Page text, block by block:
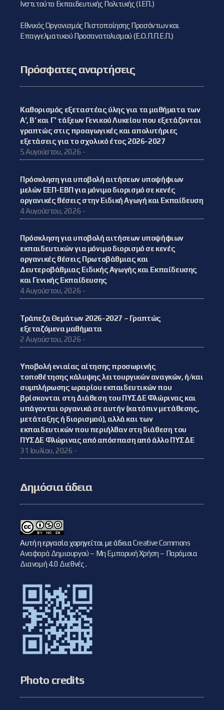
Ινστιτούτο Εκπαιδευτικής Πολιτικής (Ι.ΕΠ.)
Εθνικός Οργανισμός Πιστοποίησης Προσόντων και
Επαγγελματικού Προσανατολισμού (Ε.Ο.Π.Π.Ε.Π.)
Πρόσφατες αναρτήσεις
Καθορισμός εξεταστέας ύλης για τα μαθήματα των
Α’, Β’ και Γ’ τάξεων Γενικού Λυκείου που εξετάζονται
γραπτώς στις προαγωγικές και απολυτήριες
εξετάσεις για το σχολικό έτος 2026-2027
5 Αυγούστου, 2026 -
Πρόσκληση για υποβολή αιτήσεων υποψήφιων
μελών ΕΕΠ-ΕΒΠ για μόνιμο διορισμό σε κενές
οργανικές θέσεις στην Ειδική Αγωγή και Εκπαίδευση
4 Αυγούστου, 2026 -
Πρόσκληση για υποβολή αιτήσεων υποψήφιων
εκπαιδευτικών για μόνιμο διορισμό σε κενές
οργανικές θέσεις Πρωτοβάθμιας και
Δευτεροβάθμιας Ειδικής Αγωγής και Εκπαίδευσης
και Γενικής Εκπαίδευσης
4 Αυγούστου, 2026 -
Τράπεζα Θεμάτων 2026-2027 – Γραπτώς
εξεταζόμενα μαθήματα
2 Αυγούστου, 2026 -
Υποβολή ενιαίας αίτησης προσωρινής
τοποθέτησης κάλυψης λειτουργικών αναγκών, ή/και
συμπλήρωσης ωραρίου εκπαιδευτικών που
βρίσκονται στη Διάθεση του ΠΥΣΔΕ Φλώρινας και
υπάγονται οργανικά σε αυτήν (κατόπιν μετάθεσης,
μετάταξης ή διορισμού), αλλά και των
εκπαιδευτικών που περιήλθαν στη διάθεση του
ΠΥΣΔΕ Φλώρινας από απόσπαση από άλλο ΠΥΣΔΕ
31 Ιουλίου, 2026 -
Δημόσια άδεια
Αυτή η εργασία χορηγείται με άδειαCreative Commons
Αναφορά Δημιουργού – Μη Εμπορική Χρήση – Παρόμοια
Διανομή 4.0 Διεθνές.
Photo credits